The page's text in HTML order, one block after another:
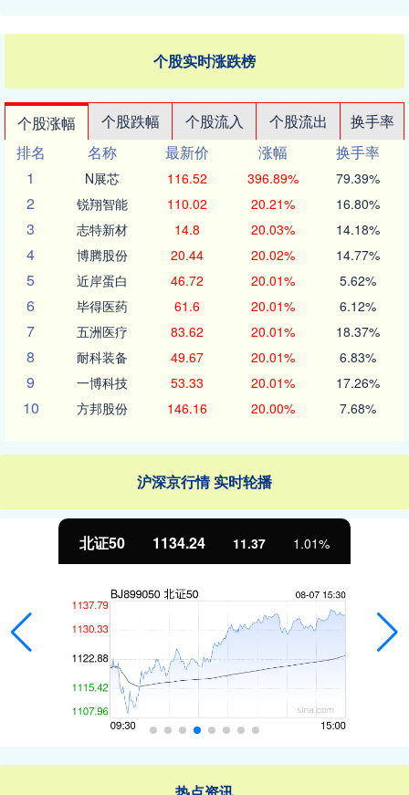
个股实时涨跌榜
个股涨幅 个股跌幅 个股流入 个股流出
换手率
排名
名称 最新价 涨幅
换手率
1
N展芯 116.52 396.89% 79.39%
2 锐翔智能 110.02 20.21% 16.80%
3 志特新材 14.8 20.03% 14.18%
4 博腾股份 20.44 20.02% 14.77%
5 近岸蛋白 46.72 20.01% 5.62%
6 毕得医药 61.6 20.01% 6.12%
7 五洲医疗 83.62 20.01% 18.37%
8 耐科装备 49.67 20.01% 6.83%
9 一博科技 53.33 20.01% 17.26%
10 方邦股份 146.16 20.00% 7.68%
沪深京行情 实时轮播
北证50 1134.24 11.37 1.01%